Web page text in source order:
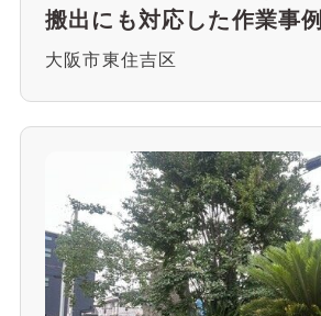
搬出にも対応した作業事例
大阪市東住吉区